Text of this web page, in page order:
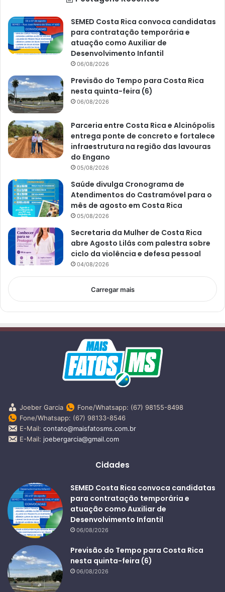
SEMED Costa Rica convoca candidatas
para contratação temporária e
atuação como Auxiliar de
Desenvolvimento Infantil
06/08/2026
Previsão do Tempo para Costa Rica
nesta quinta-feira (6)
06/08/2026
Parceria entre Costa Rica e Alcinópolis
entrega ponte de concreto e fortalece
infraestrutura na região das lavouras
do Engano
05/08/2026
Saúde divulga Cronograma de
Atendimentos do Castramóvel para o
mês de agosto em Costa Rica
05/08/2026
Secretaria da Mulher de Costa Rica
abre Agosto Lilás com palestra sobre
ciclo da violência e defesa pessoal
04/08/2026
Carregar mais
Joeber Garcia
Fone/Whatsapp: (67) 98155-8498
Fone/Whatsapp: (67) 98133-8546
E-Mail: contato@maisfatosms.com.br
E-Mail: joebergarcia@gmail.com
Cidades
SEMED Costa Rica convoca candidatas
para contratação temporária e
atuação como Auxiliar de
Desenvolvimento Infantil
06/08/2026
Previsão do Tempo para Costa Rica
nesta quinta-feira (6)
06/08/2026